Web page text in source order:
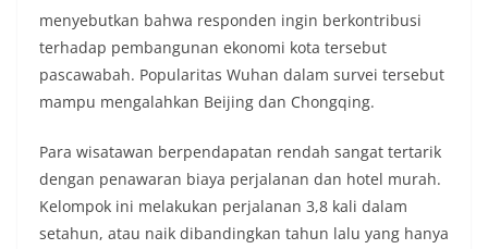
menyebutkan bahwa responden ingin berkontribusi
terhadap pembangunan ekonomi kota tersebut
pascawabah. Popularitas Wuhan dalam survei tersebut
mampu mengalahkan Beijing dan Chongqing.
Para wisatawan berpendapatan rendah sangat tertarik
dengan penawaran biaya perjalanan dan hotel murah.
Kelompok ini melakukan perjalanan 3,8 kali dalam
setahun, atau naik dibandingkan tahun lalu yang hanya